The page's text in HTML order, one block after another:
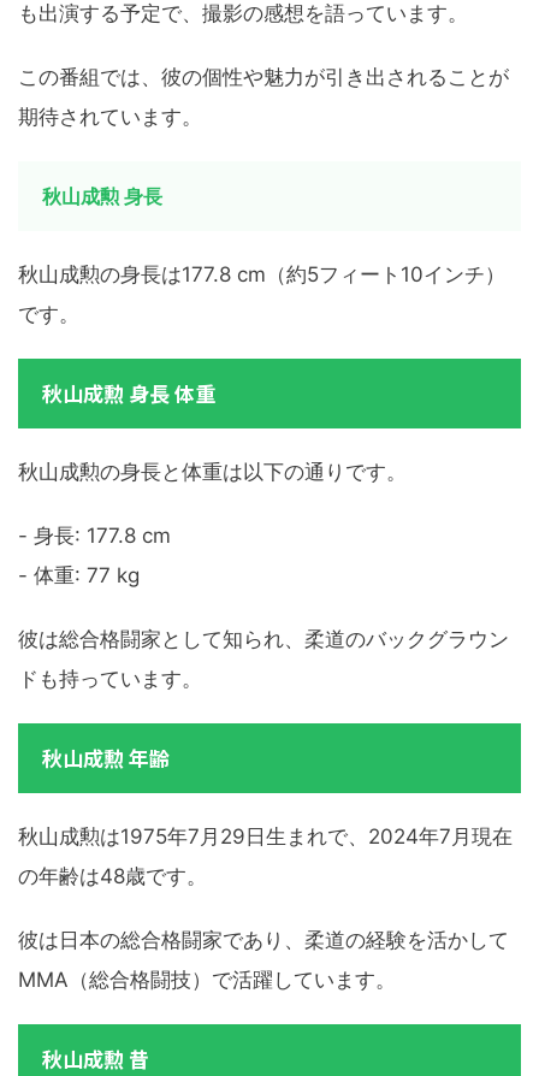
も出演する予定で、撮影の感想を語っています。
この番組では、彼の個性や魅力が引き出されることが
期待されています。
秋山成勲 身長
秋山成勲の身長は177.8 cm（約5フィート10インチ）
です。
秋山成勲 身長 体重
秋山成勲の身長と体重は以下の通りです。
- 身長: 177.8 cm
- 体重: 77 kg
彼は総合格闘家として知られ、柔道のバックグラウン
ドも持っています。
秋山成勲 年齢
秋山成勲は1975年7月29日生まれで、2024年7月現在
の年齢は48歳です。
彼は日本の総合格闘家であり、柔道の経験を活かして
MMA（総合格闘技）で活躍しています。
秋山成勲 昔